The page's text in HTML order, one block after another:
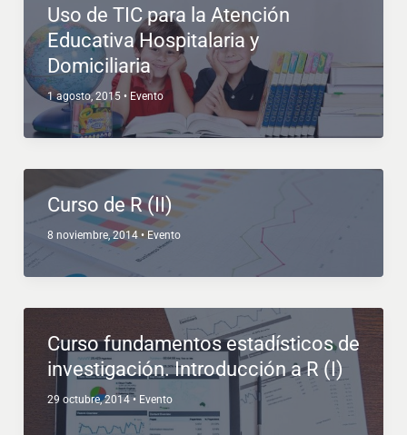
Uso de TIC para la Atención
Educativa Hospitalaria y
Domiciliaria
1 agosto, 2015 • Evento
Curso de R (II)
8 noviembre, 2014 • Evento
Curso fundamentos estadísticos de
investigación. Introducción a R (I)
29 octubre, 2014• Evento